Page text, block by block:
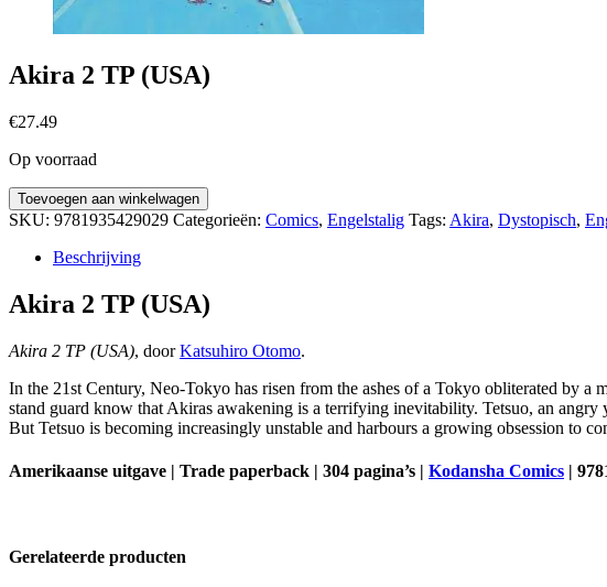
Akira 2 TP (USA)
€27.49
Op voorraad
Akira
2
(USA)
Toevoegen aan winkelwagen
SKU: 9781935429029 Categorieën: Comics, Engelstalig Tags: Akira, Dystopisch,
Beschrijving
Akira 2 TP (USA)
Akira 2 TP (USA), doorKatsuhiro Otomo.
In the 21st Century, Neo-Tokyo has risen from the ashes of a Tokyo obliterated by
stand guard know that Akiras awakening is a terrifying inevitability. Tetsuo, an
But Tetsuo is becoming increasingly unstable and harbours a growing obsession to
Amerikaanse uitgave | Trade paperback | 304 pagina’s | Kodansha Comics |
Gerelateerde producten